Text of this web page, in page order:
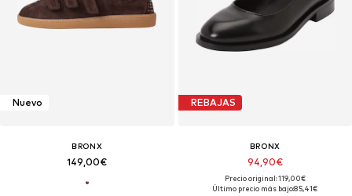
Nuevo
BRONX
149,00€
REBAJAS
BRONX
94,90€
Precio original: 119,00€
Último precio más bajo:85,41€